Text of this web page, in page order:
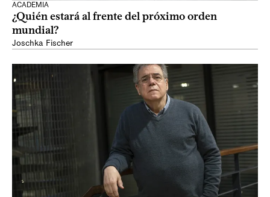
ACADEMIA
¿Quién estará al frente del próximo orden
mundial?
Joschka Fischer